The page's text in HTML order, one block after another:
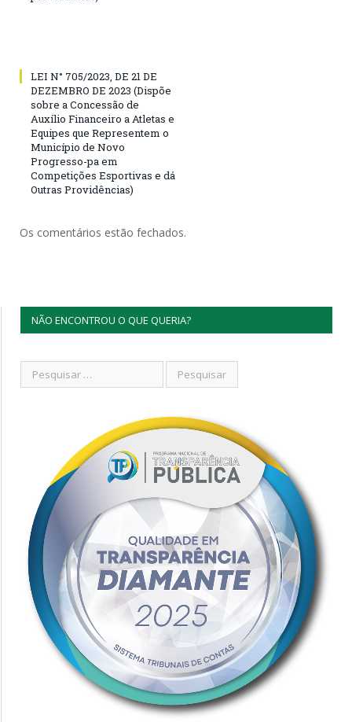
LEI N° 705/2023, DE 21 DE
DEZEMBRO DE 2023 (Dispõe
sobre a Concessão de
Auxílio Financeiro a Atletas e
Equipes que Representem o
Município de Novo
Progresso-pa em
Competições Esportivas e dá
Outras Providências)
Os comentários estão fechados.
NÃO ENCONTROU O QUE QUERIA?